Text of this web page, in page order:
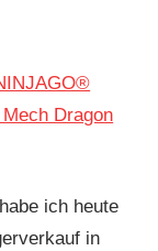
Dragon
ich heute
in